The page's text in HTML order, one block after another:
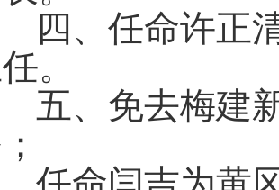
、任命许正清
。
、免去梅建新